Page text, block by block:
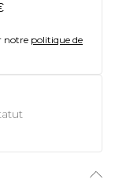
notre politique de